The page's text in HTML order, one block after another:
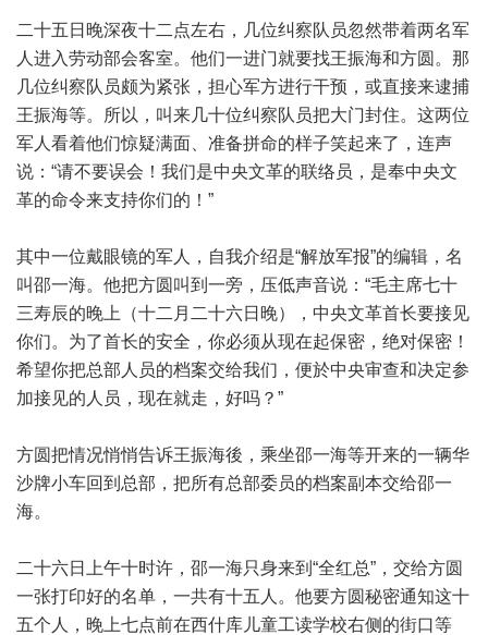
二十五日晚深夜十二点左右，几位纠察队员忽然带着两名军
人进入劳动部会客室。他们一进门就要找王振海和方圆。那
几位纠察队员颇为紧张，担心军方进行干预，或直接来逮捕
王振海等。所以，叫来几十位纠察队员把大门封住。这两位
军人看着他们惊疑满面、准备拼命的样子笑起来了，连声
说：“请不要误会！我们是中央文革的联络员，是奉中央文
革的命令来支持你们的！”
其中一位戴眼镜的军人，自我介绍是“解放军报”的编辑，名
叫邵一海。他把方圆叫到一旁，压低声音说：“毛主席七十
三寿辰的晚上（十二月二十六日晚），中央文革首长要接见
你们。为了首长的安全，你必须从现在起保密，绝对保密！
希望你把总部人员的档案交给我们，便於中央审查和决定参
加接见的人员，现在就走，好吗？”
方圆把情况悄悄告诉王振海後，乘坐邵一海等开来的一辆华
沙牌小车回到总部，把所有总部委员的档案副本交给邵一
海。
二十六日上午十时许，邵一海只身来到“全红总”，交给方圆
一张打印好的名单，一共有十五人。他要方圆秘密通知这十
五个人，晚上七点前在西什库儿童工读学校右侧的街口等